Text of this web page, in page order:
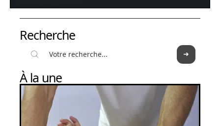
Recherche
À la une